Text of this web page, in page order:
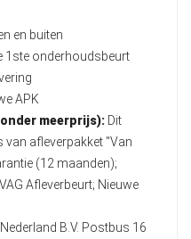
en buiten
1ste onderhoudsbeurt
APK
meerprijs): Dit
van afleverpakket "Van
(12 maanden);
Afleverbeurt; Nieuwe
B.V. Postbus 16